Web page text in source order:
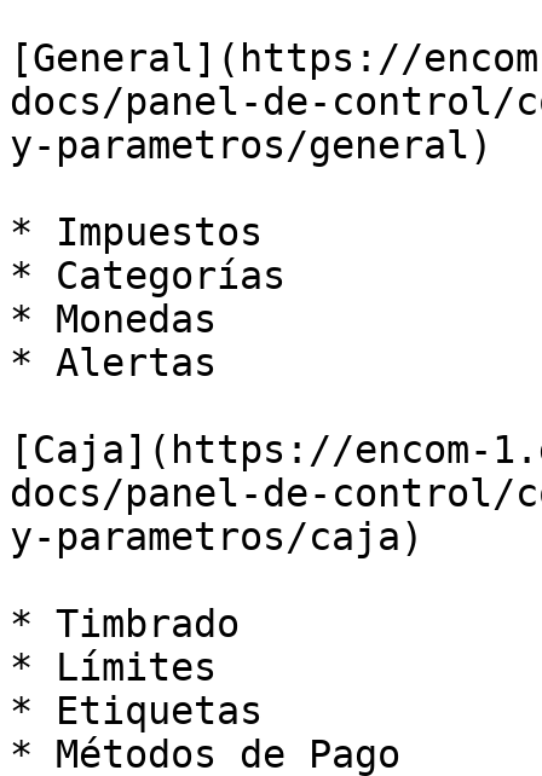
[General](https://
docs/panel-de-
y-parametros/general)
* Impuestos
* Categorías
* Monedas
* Alertas
[Caja](https://encom-
docs/panel-de-
y-parametros/caja)
* Timbrado
* Límites
* Etiquetas
* Métodos de Pago